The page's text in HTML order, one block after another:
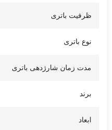
ظرفیت باتری
نوع باتری
مدت زمان شارژدهی باتری
برند
ابعاد